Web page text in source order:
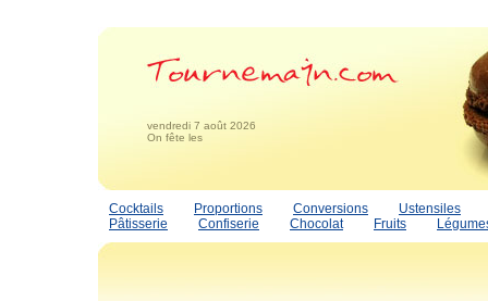
vendredi 7 août 2026
On fête les
Cocktails Proportions Conversions
Ustensiles
Pâtisserie
Confiserie Chocolat Fruits